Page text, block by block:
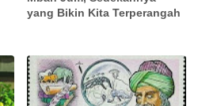
yang Bikin Kita Terperangah